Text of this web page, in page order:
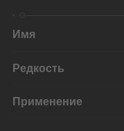
Имя
Редкость
Применение